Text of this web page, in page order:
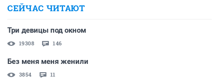
СЕЙЧАС ЧИТАЮТ
Три девицы под окном
19308 146
Без меня меня женили
3854 11